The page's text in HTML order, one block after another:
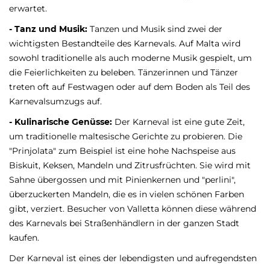
erwartet.
- Tanz und Musik: Tanzen und Musik sind zwei der
wichtigsten Bestandteile des Karnevals. Auf Malta wird
sowohl traditionelle als auch moderne Musik gespielt, um
die Feierlichkeiten zu beleben. Tänzerinnen und Tänzer
treten oft auf Festwagen oder auf dem Boden als Teil des
Karnevalsumzugs auf.
- Kulinarische Genüsse: Der Karneval ist eine gute Zeit,
um traditionelle maltesische Gerichte zu probieren. Die
"Prinjolata" zum Beispiel ist eine hohe Nachspeise aus
Biskuit, Keksen, Mandeln und Zitrusfrüchten. Sie wird mit
Sahne übergossen und mit Pinienkernen und "perlini",
überzuckerten Mandeln, die es in vielen schönen Farben
gibt, verziert. Besucher von Valletta können diese während
des Karnevals bei Straßenhändlern in der ganzen Stadt
kaufen.
Der Karneval ist eines der lebendigsten und aufregendsten